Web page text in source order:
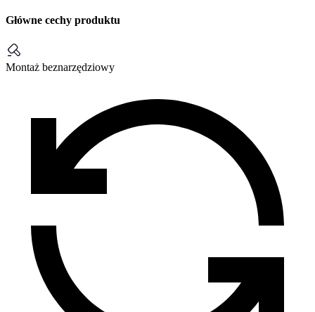
Główne cechy produktu
Montaż beznarzędziowy